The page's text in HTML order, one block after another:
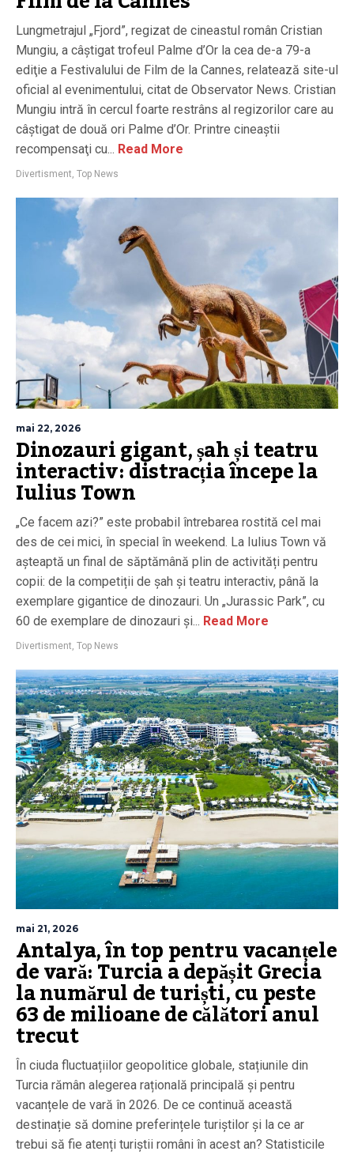
Lungmetrajul „Fjord”, regizat de cineastul român Cristian
Mungiu, a câştigat trofeul Palme d’Or la cea de-a 79-a
ediţie a Festivalului de Film de la Cannes, relatează site-ul
oficial al evenimentului, citat de Observator News. Cristian
Mungiu intră în cercul foarte restrâns al regizorilor care au
câştigat de două ori Palme d’Or. Printre cineaştii
recompensaţi cu... Read More
Divertisment, Top News
mai 22, 2026
Dinozauri gigant, șah și teatru
interactiv: distracția începe la
Iulius Town
„Ce facem azi?” este probabil întrebarea rostită cel mai
des de cei mici, în special în weekend. La Iulius Town vă
așteaptă un final de săptămână plin de activități pentru
copii: de la competiții de șah și teatru interactiv, până la
exemplare gigantice de dinozauri. Un „Jurassic Park”, cu
60 de exemplare de dinozauri și... Read More
Divertisment, Top News
mai 21, 2026
Antalya, în top pentru vacanțele
de vară: Turcia a depășit Grecia
la numărul de turiști, cu peste
63 de milioane de călători anul
trecut
În ciuda fluctuațiilor geopolitice globale, stațiunile din
Turcia rămân alegerea rațională principală și pentru
vacanțele de vară în 2026. De ce continuă această
destinație să domine preferințele turiștilor și la ce ar
trebui să fie atenți turiștii români în acest an? Statisticile